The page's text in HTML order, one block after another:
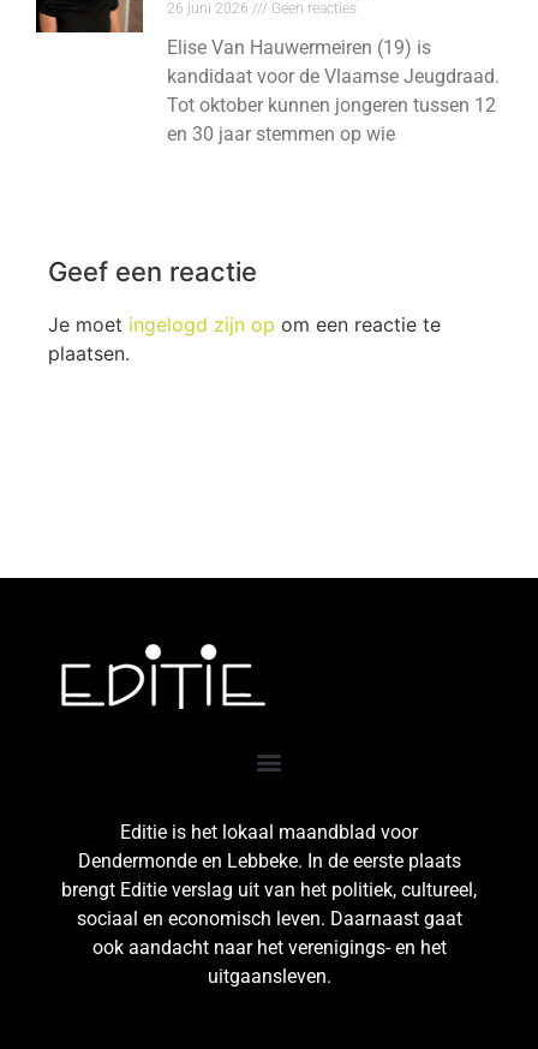
26 juni 2026 Geen reacties
Elise Van Hauwermeiren (19) is
kandidaat voor de Vlaamse Jeugdraad.
Tot oktober kunnen jongeren tussen 12
en 30 jaar stemmen op wie
Geef een reactie
Je moet ingelogd zijn op om een reactie te
plaatsen.
Editie is het lokaal maandblad voor
Dendermonde en Lebbeke. In de eerste plaats
brengt Editie verslag uit van het politiek, cultureel,
sociaal en economisch leven. Daarnaast gaat
ook aandacht naar het verenigings- en het
uitgaansleven.